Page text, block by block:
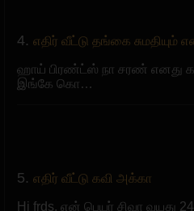
4. எதிர் வீட்டு தங்கை சுமதியும்
ஹாய் பிரண்ட்ஸ் நா சரண் எனது
இங்கே கொ…
5. எதிர் வீட்டு கவி அக்கா
Hi frds. என் பெயர் சிவா வயது